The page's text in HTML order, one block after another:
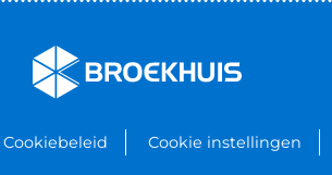
Cookiebeleid Cookie instellingen